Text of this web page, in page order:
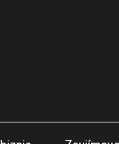
Šok! Pozri sa čo